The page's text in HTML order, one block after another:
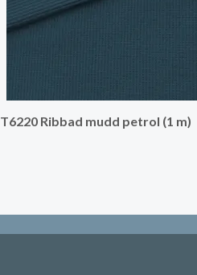
T6220 Ribbad mudd petrol (1 m)